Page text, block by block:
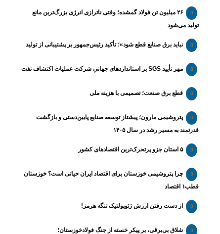
۲۶ میلیون تن فولاد گمشده؛ وقتی ناترازی انرژی بزرگ‌ترین مانع
تولید می‌شود
نباید برق صنایع قطع شود»؛ تأکید رئیس‌جمهور بر پشتیبانی از تولید
مهر تأیید SGS بر استانداردهای جهانیِ شرکت عملیات اکتشاف نفت
قطع برق صنعت؛ تصمیمی با هزینه ملی
پتروشیمی مارون؛ پیشتاز توسعه صنایع پایین‌دستی و بازگشت
قدرتمند به مسیر رشد در سال ۱۴۰۵
۵ استان جزو پرتحرک‌ترین اقتصاد‌های کشور
چرا پتروشیمی خوزستان برای اقتصاد ایران حیاتی است؟ خوزستان
قطب۱ اقتصاد
از دست رفتن ارزش ژئوپولتیک تنگه هرمز!
شلاق‌ بی‌برقی، بر پیکر خسته‌ از جنگ فولادخوزستان؛